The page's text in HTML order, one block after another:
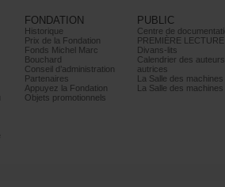
FONDATION
Historique
PrixdelaFondation
FondsMichelMarc
Bouchard
Conseild’administration
Partenaires
AppuyezlaFondation
Objetspromotionnels
PUBLIC
PREMIÈRELECTURE
Divans-lits
autrices